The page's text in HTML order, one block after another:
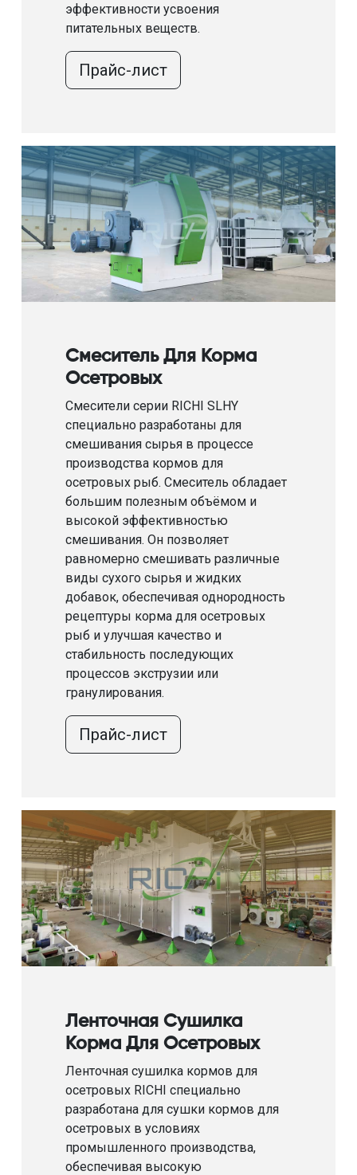
эффективности усвоения
питательных веществ.
Прайс-лист
Смеситель Для Корма
Осетровых
Смесители серии RICHI SLHY
специально разработаны для
смешивания сырья в процессе
производства кормов для
осетровых рыб. Смеситель обладает
большим полезным объёмом и
высокой эффективностью
смешивания. Он позволяет
равномерно смешивать различные
виды сухого сырья и жидких
добавок, обеспечивая однородность
рецептуры корма для осетровых
рыб и улучшая качество и
стабильность последующих
процессов экструзии или
гранулирования.
Прайс-лист
Ленточная Сушилка
Корма Для Осетровых
Ленточная сушилка кормов для
осетровых RICHI специально
разработана для сушки кормов для
осетровых в условиях
промышленного производства,
обеспечивая высокую